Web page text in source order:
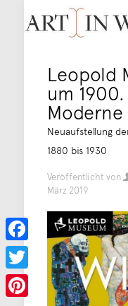
Leopold
um
Moderne
Neuaufstellung
1880 bis 1930
Veröffentlicht von
März 2019
Facebook
Twitter